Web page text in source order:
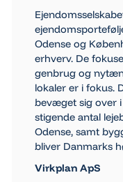
Odense og
erhverv. De
genbrug og
lokaler er i fokus.
bevæget sig over
stigende antal
Odense, samt
bliver Danmarks
Virkplan ApS